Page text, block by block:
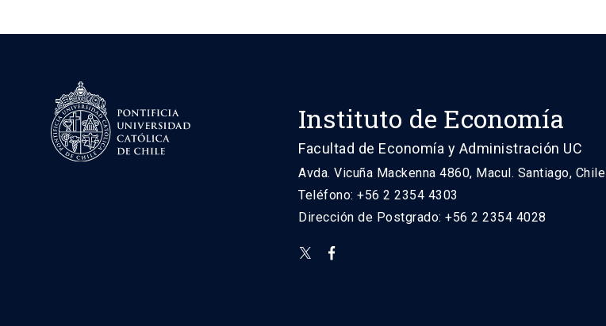
Instituto de Economía
Facultad de Economía y Administración UC
Avda. Vicuña Mackenna 4860, Macul. Santiago, Chile
Teléfono: +56 2 2354 4303
Dirección de Postgrado: +56 2 2354 4028